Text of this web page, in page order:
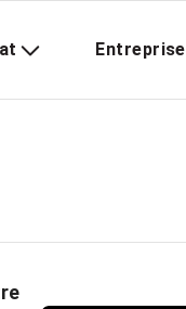
Entreprise